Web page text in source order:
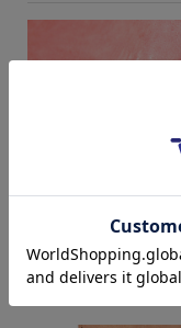
表面にのせたワ
す、経年変化に